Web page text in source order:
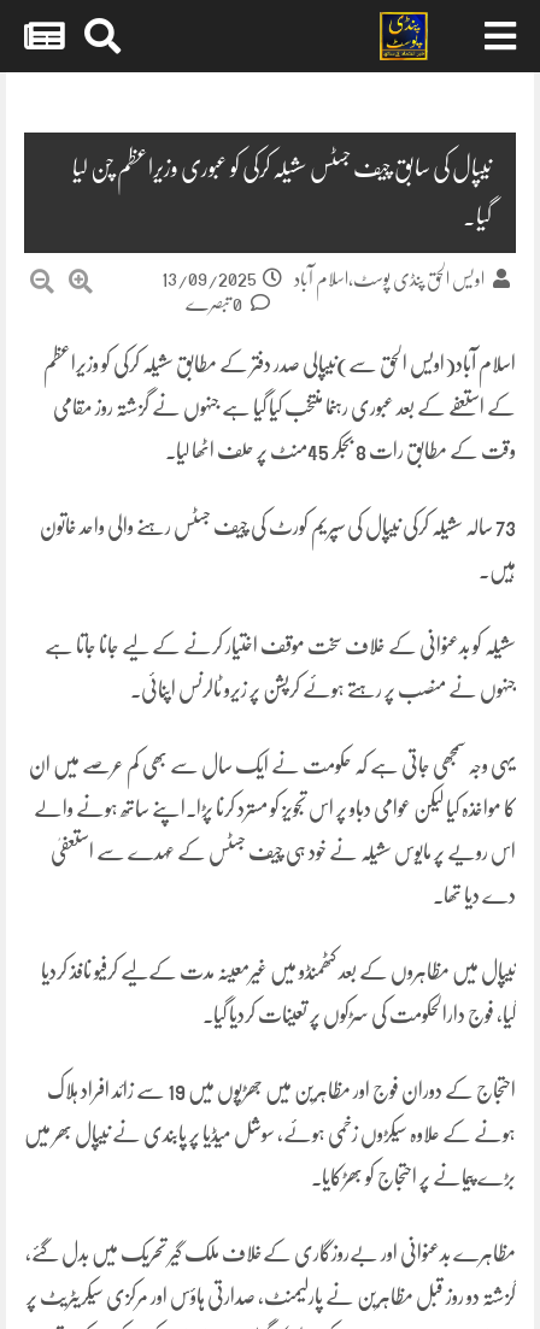
نیپال کی سابق چیف جسٹس سشیلہ کرکی کو عبوری وزیراعظم چن لیا
گیا۔
اویس الحق پنڈی پوسٹ،اسلام آباد
13/09/2025
اسلام آباد(اویس الحق سے)نیپالی صدر دفتر کے مطابق سشیلہ کرکی کو وزیراعظم
کے استعفے کے بعد عبوری رہنما منتخب کیا گیا ہے جنہوں نے گزشتہ روز مقامی
وقت کے مطابق رات 8 بجکر 45منٹ پر حلف اٹھا لیا۔
73 سالہ سشیلہ کرکی نیپال کی سپریم کورٹ کی چیف جسٹس رہنے والی واحد خاتون
ہیں۔
سشیلہ کو بدعنوانی کے خلاف سخت موقف اختیار کرنے کے لیے جانا جاتا ہے
جنہوں نے منصب پر رہتے ہوئے کرپشن پر زیرو ٹالرنس اپنائی۔
یہی وجہ سمجھی جاتی ہے کہ حکومت نے ایک سال سے بھی کم عرصے میں ان
کا مواخذہ کیا لیکن عوامی دباو پر اس تجویز کو مسترد کرنا پڑا۔اپنے ساتھ ہونے والے
اس رویے پر مایوس سشیلہ نے خود ہی چیف جسٹس کے عہدے سے استعفیٰ
دے دیا تھا۔
نیپال میں مظاہروں کے بعد کٹھمنڈو میں غیرمعینہ مدت کےلیے کرفیو نافذ کردیا
گیا، فوج دارالحکومت کی سڑکوں پر تعینات کردیا گیا۔
احتجاج کے دوران فوج اور مظاہرین میں جھڑپوں میں 19 سے زائد افراد ہلاک
ہونے کے علاوہ سیکڑوں زخمی ہوئے، سوشل میڈیا پر پابندی نے نیپال بھر میں
بڑے پیمانے پر احتجاج کو بھڑکایا۔
مظاہرے بدعنوانی اور بےروزگاری کےخلاف ملک گیر تحریک میں بدل گئے،
گزشتہ دو روز قبل مظاہرین نے پارلیمنٹ، صدارتی ہاؤس اور مرکزی سیکریٹریٹ پر